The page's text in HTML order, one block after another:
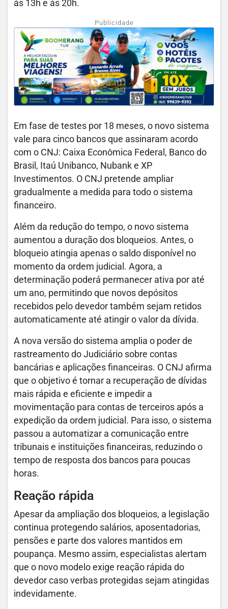
às 13h e às 20h.
Publicidade
Em fase de testes por 18 meses, o novo sistema
vale para cinco bancos que assinaram acordo
com o CNJ: Caixa Econômica Federal, Banco do
Brasil, Itaú Unibanco, Nubank e XP
Investimentos. O CNJ pretende ampliar
gradualmente a medida para todo o sistema
financeiro.
Além da redução do tempo, o novo sistema
aumentou a duração dos bloqueios. Antes, o
bloqueio atingia apenas o saldo disponível no
momento da ordem judicial. Agora, a
determinação poderá permanecer ativa por até
um ano, permitindo que novos depósitos
recebidos pelo devedor também sejam retidos
automaticamente até atingir o valor da dívida.
A nova versão do sistema amplia o poder de
rastreamento do Judiciário sobre contas
bancárias e aplicações financeiras. O CNJ afirma
que o objetivo é tornar a recuperação de dívidas
mais rápida e eficiente e impedir a
movimentação para contas de terceiros após a
expedição da ordem judicial. Para isso, o sistema
passou a automatizar a comunicação entre
tribunais e instituições financeiras, reduzindo o
tempo de resposta dos bancos para poucas
horas.
Reação rápida
Apesar da ampliação dos bloqueios, a legislação
continua protegendo salários, aposentadorias,
pensões e parte dos valores mantidos em
poupança. Mesmo assim, especialistas alertam
que o novo modelo exige reação rápida do
devedor caso verbas protegidas sejam atingidas
indevidamente.